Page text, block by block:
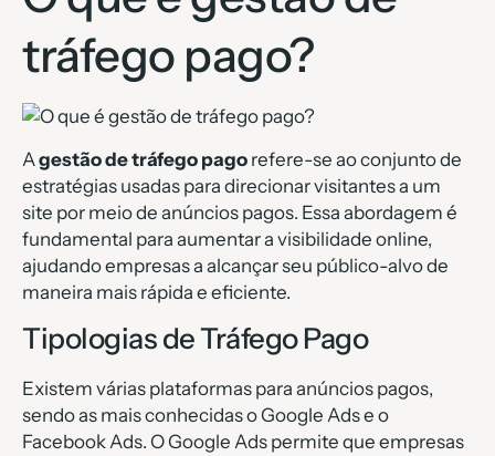
tráfego pago?
Agestão de tráfego pago refere-se ao conjunto de
estratégias usadas para direcionar visitantes a um
site por meio de anúncios pagos. Essa abordagem é
fundamental para aumentar a visibilidade online,
ajudando empresas a alcançar seu público-alvo de
maneira mais rápida e eficiente.
Tipologias de Tráfego Pago
Existem várias plataformas para anúncios pagos,
sendo as mais conhecidas o Google Ads e o
Facebook Ads. O Google Ads permite que empresas